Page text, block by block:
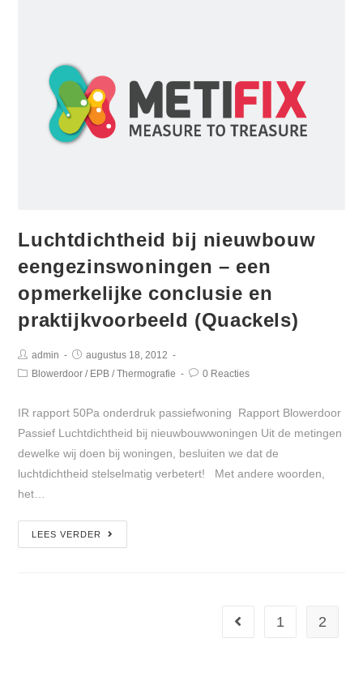
Luchtdichtheid bij nieuwbouw
eengezinswoningen – een
opmerkelijke conclusie en
praktijkvoorbeeld (Quackels)
admin
augustus 18, 2012
Blowerdoor / EPB / Thermografie 0 Reacties
IR rapport 50Pa onderdruk passiefwoning Rapport Blowerdoor
Passief Luchtdichtheid bij nieuwbouwwoningen Uit de metingen
dewelke wij doen bij woningen, besluiten we dat de
luchtdichtheid stelselmatig verbetert! Met andere woorden,
het…
LEES VERDER
1 2